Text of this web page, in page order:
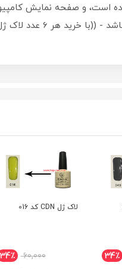
لاک ژل گرفته شده است، و صفحه
34٪
لاک ژل CDN کد 065
60,000